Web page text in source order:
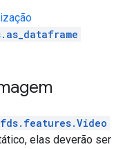
elas deverão ser